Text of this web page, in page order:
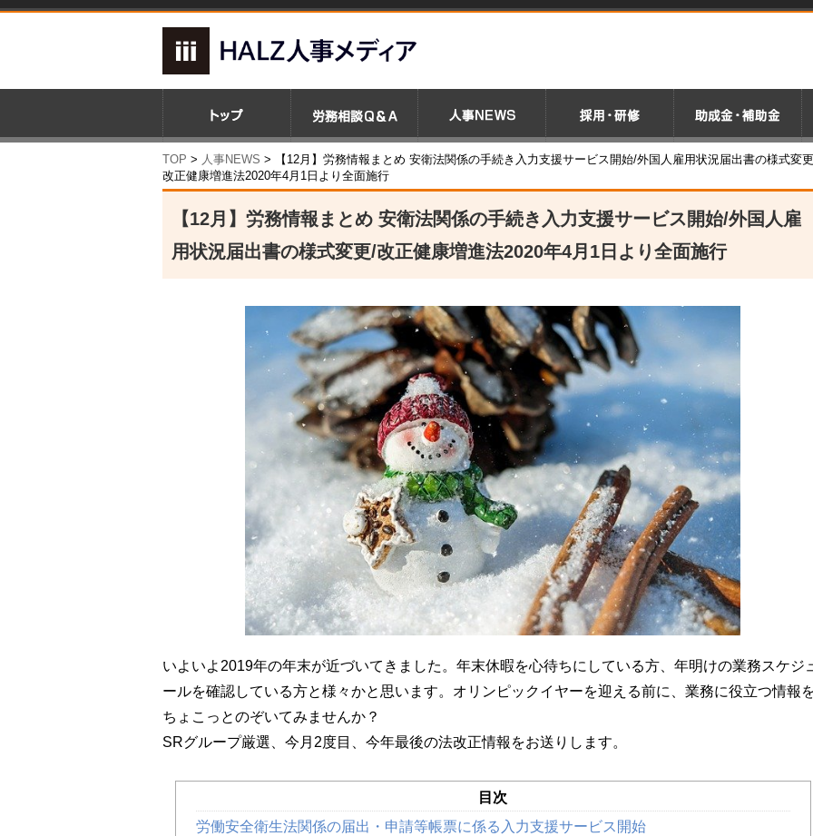
TOP > 人事NEWS >
【12月】労務情報まとめ 安衛法関係の手続き入力支援サービス開始/外国人雇用状況届出書の様式変
改正健康増進法2020年4月1日より全面施行
【12月】労務情報まとめ 安衛法関係の手続き入力支援サービス開始/外国人雇
用状況届出書の様式変更/改正健康増進法2020年4月1日より全面施行
いよいよ2019年の年末が近づいてきました。年末休暇を心待ちにしている方、年明けの業務スケジ
ールを確認している方と様々かと思います。オリンピックイヤーを迎える前に、業務に役立つ情報
ちょこっとのぞいてみませんか？
SRグループ厳選、今月2度目、今年最後の法改正情報をお送りします。
目次
労働安全衛生法関係の届出・申請等帳票に係る入力支援サービス開始